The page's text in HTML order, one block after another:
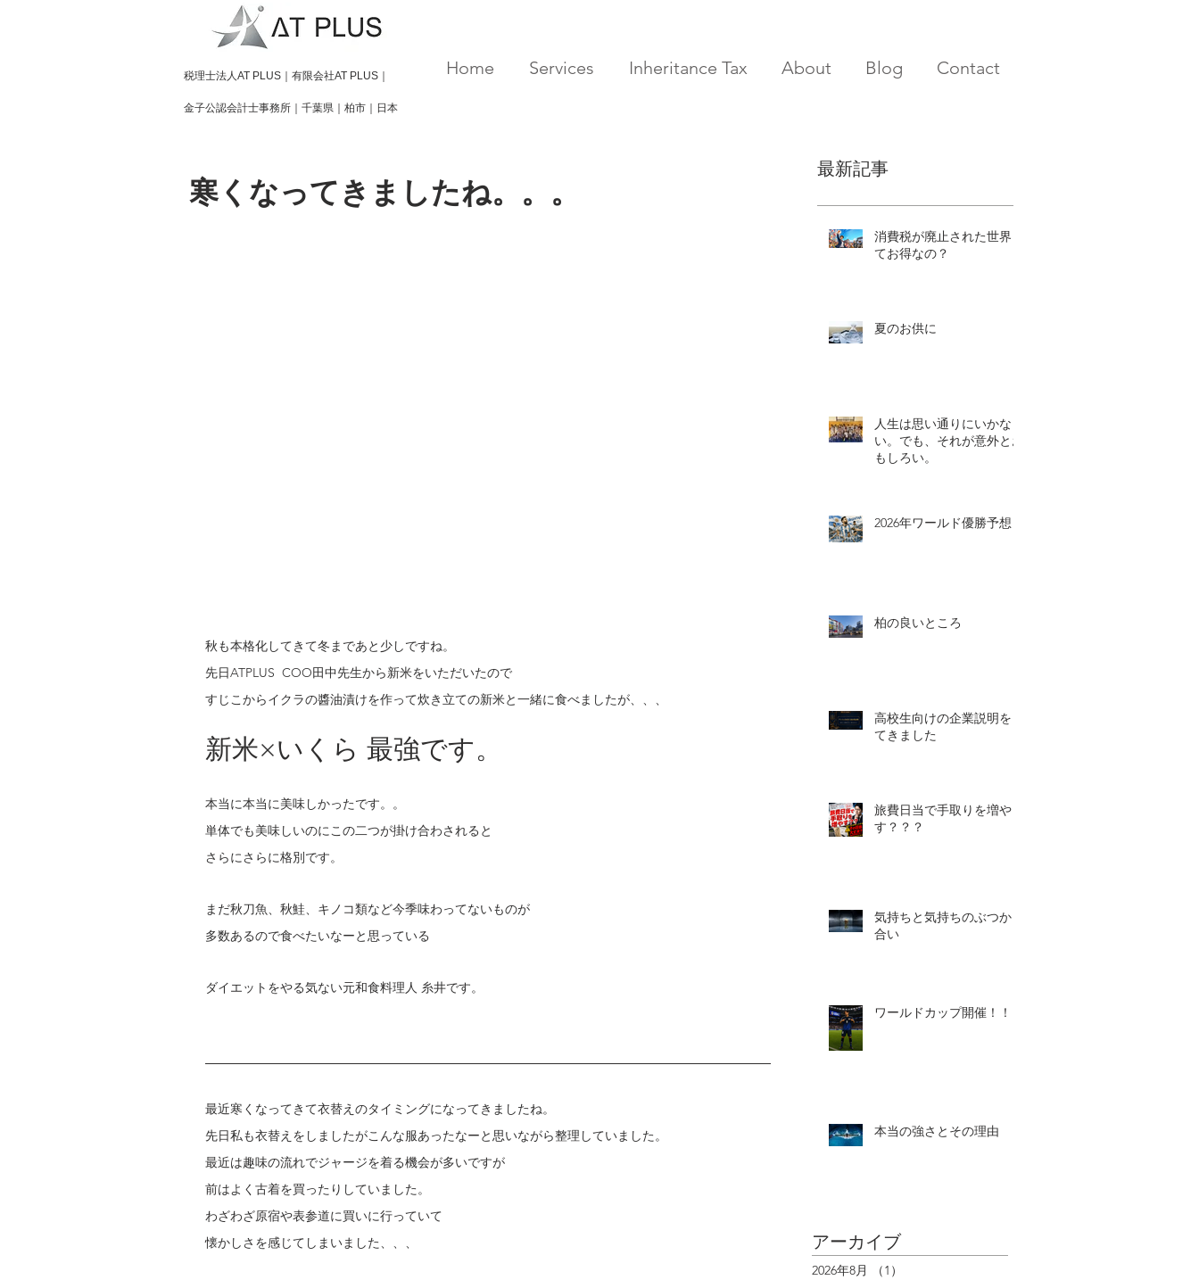
​税理士法人AT PLUS｜有限会社AT PLUS｜
金子公認会計士事務所｜ 千葉県｜柏市｜日本
Home Services Inheritance Tax About Blog Contact
寒くなってきましたね。。。
秋も本格化してきて冬まであと少しですね。
先日ATPLUS  COO田中先生から新米をいただいたので
すじこからイクラの醬油漬けを作って炊き立ての新米と一緒に食べましたが、、、
新米×いくら 最強です。
本当に本当に美味しかったです。。
単体でも美味しいのにこの二つが掛け合わされると
さらにさらに格別です。
まだ秋刀魚、秋鮭、キノコ類など今季味わってないものが
多数あるので食べたいなーと思っている
ダイエットをやる気ない元和食料理人 糸井です。
最近寒くなってきて衣替えのタイミングになってきましたね。
先日私も衣替えをしましたがこんな服あったなーと思いながら整理していました。
最近は趣味の流れでジャージを着る機会が多いですが
前はよく古着を買ったりしていました。
わざわざ原宿や表参道に買いに行っていて
懐かしさを感じてしまいました、、、
最新記事
消費税が廃止された世界っ
てお得なの？
夏のお供に
人生は思い通りにいかな
い。でも、それが意外とお
もしろい。
2026年ワールド優勝予想
柏の良いところ
高校生向けの企業説明をし
てきました
旅費日当で手取りを増や
す？？？
気持ちと気持ちのぶつかり
合い
ワールドカップ開催！！！
本当の強さとその理由
アーカイブ
2026年8月 （1）